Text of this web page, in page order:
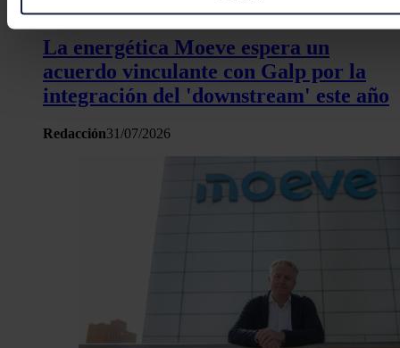
Identificar su dispositivo analizándolo activamente
características específicas (huellas digitales)
Obtenga más información sobre cómo se procesan sus
personales y establezca sus preferencias en lasección de
Puede cambiar o retirar su consentimiento en cualquier
y los anuncios, ofrecer funciones de redes sociales y
tráfico. Además, compartimos información sobre el uso que
haya proporcionado o que hayan recopilado a partir del uso
La energética Moeve espera un
acuerdo vinculante con Galp por la
integración del 'downstream' este año
Redacción31/07/2026